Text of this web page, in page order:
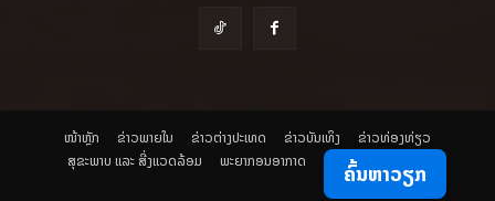
ໜ້າຫຼັກ ຂ່າວພາຍ​ໃນ ຂ່າວຕ່າງປະເທດ ​ຂ່າວບັນເທິງ
​ຂ່າວທ່ອງທ່ຽວ
ສຸຂະພາບ ແລະ ສີ່ງແວດລ້ອມ
ພະຍາກອນອາກາດ ຄົ້ນຫາວຽກ